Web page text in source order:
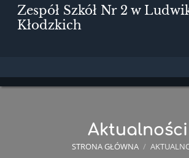
Zespół Szkół Nr 2 w
Kłodzkich
Aktualności
STRONA GŁÓWNA /